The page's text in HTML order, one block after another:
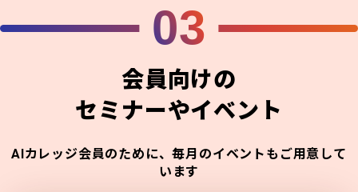
03
会員向けの
セミナーやイベント
AIカレッジ会員のために、毎月のイベントもご用意して
います